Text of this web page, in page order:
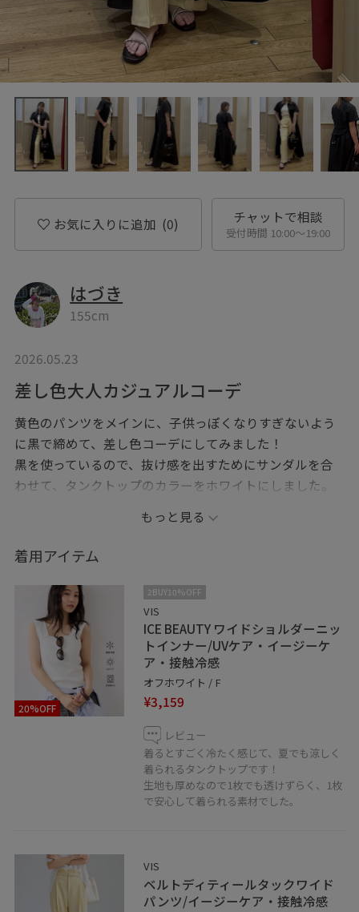
お気に入りに追加 (0) チャットで相談
受付時間 10:00〜19:00
はづき
155cm
2026.05.23
差し色大人カジュアルコーデ
黄色のパンツをメインに、子供っぽくなりすぎないよう
に黒で締めて、差し色コーデにしてみました！
黒を使っているので、抜け感を出すためにサンダルを合
わせて、タンクトップのカラーをホワイトにしました。
※記載のないアクセサリーは私物です。
____________________________
♥お気に入り登録やフォローしていただくと、気になる
アイテムやコーディネートをいつでもすぐにチェックで
きます☺︎
LINEで在庫のお問い合わせや商品、コーディネートのご
相談など是非お気軽にお問い合わせくださいませ。
LINEでららぽーと横浜VISスタッフにご相談は【友だち追
もっと見る
着用アイテム
20%OFF
2BUY10%OFF
VIS
ICE BEAUTY ワイドショルダーニッ
トインナー/UVケア・イージーケ
ア・接触冷感
オフホワイト / F
¥3,159
レビュー
着るとすごく冷たく感じて、夏でも涼しく
着られるタンクトップです！
生地も厚めなので1枚でも透けずらく、1枚
で安心して着られる素材でした。
VIS
ベルトディティールタックワイド
パンツ/イージーケア・接触冷感